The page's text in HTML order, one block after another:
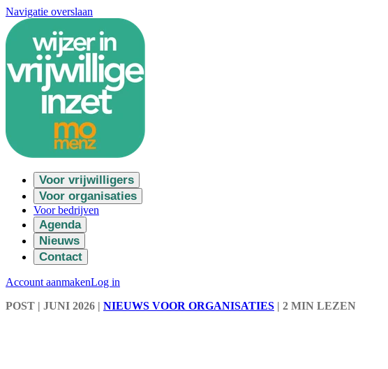
Navigatie overslaan
Voor vrijwilligers
Voor organisaties
Voor bedrijven
Agenda
Nieuws
Contact
Account aanmakenLog in
POST | JUNI 2026 | NIEUWS VOOR ORGANISATIES | 2 MIN LEZEN